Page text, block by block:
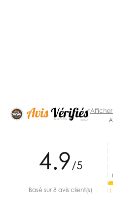
4.9/5
Basé sur 8 avis client(s) 1